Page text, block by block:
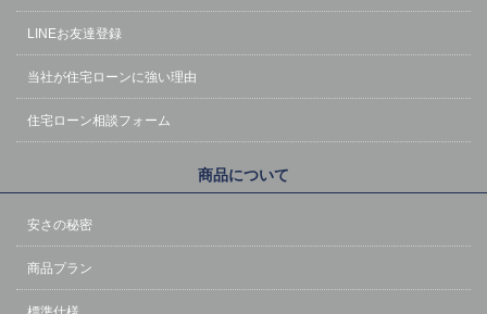
LINEお友達登録
当社が住宅ローンに強い理由
住宅ローン相談フォーム
商品について
安さの秘密
商品プラン